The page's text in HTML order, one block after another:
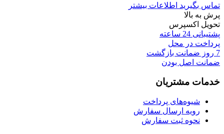
تماس بگیرید اطلاعات بیشتر
پرش به بالا
تحویل اکسپرس
پشتیبانی 24 ساعته
پرداخت در محل
7 روز ضمانت بازگشت
ضمانت اصل بودن
خدمات مشتریان
شیوه‌های پرداخت
رویه ارسال سفارش
نحوه ثبت سفارش